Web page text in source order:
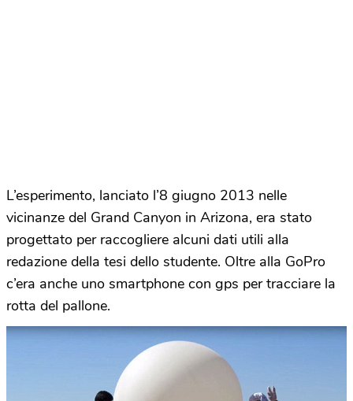
L’esperimento, lanciato l’8 giugno 2013 nelle
vicinanze del Grand Canyon in Arizona, era stato
progettato per raccogliere alcuni dati utili alla
redazione della tesi dello studente. Oltre alla GoPro
c’era anche uno smartphone con gps per tracciare la
rotta del pallone.